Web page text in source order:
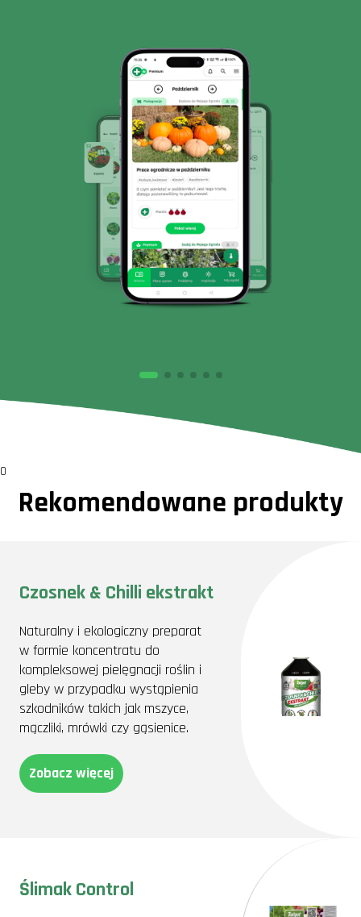
0
Rekomendowane produkty
Czosnek & Chilli ekstrakt
Naturalny i ekologiczny preparat
w formie koncentratu do
kompleksowej pielęgnacji roślin i
gleby w przypadku wystąpienia
szkodników takich jak mszyce,
mączliki, mrówki czy gąsienice.
Zobacz więcej
Ślimak Control